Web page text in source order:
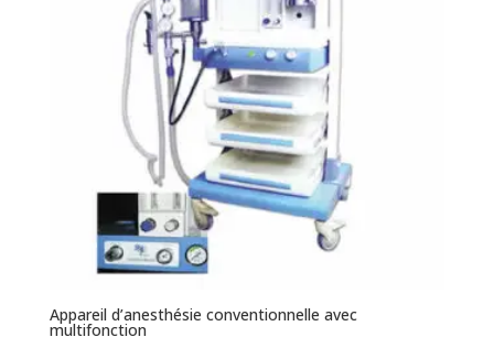
Appareil d’anesthésie conventionnelle avec
multifonction